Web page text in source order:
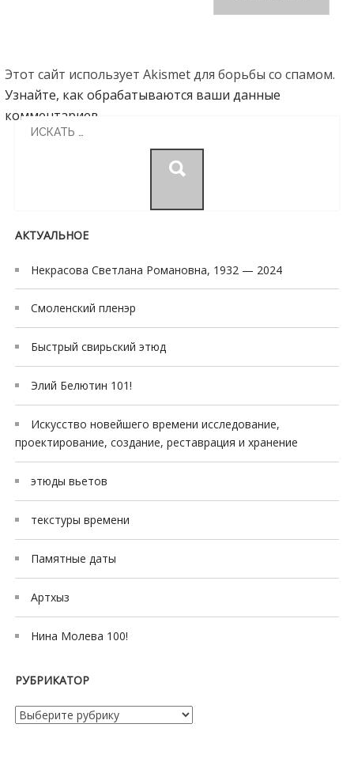
Этот сайт использует Akismet для борьбы со спамом.
Узнайте, как обрабатываются ваши данные
комментариев
АКТУАЛЬНОЕ
Некрасова Светлана Романовна, 1932 — 2024
Смоленский пленэр
Быстрый свирьский этюд
Элий Белютин 101!
Искусство новейшего времени исследование,
проектирование, создание, реставрация и хранение
этюды вьетов
текстуры времени
Памятные даты
Артхыз
Нина Молева 100!
РУБРИКАТОР
Рубрикатор